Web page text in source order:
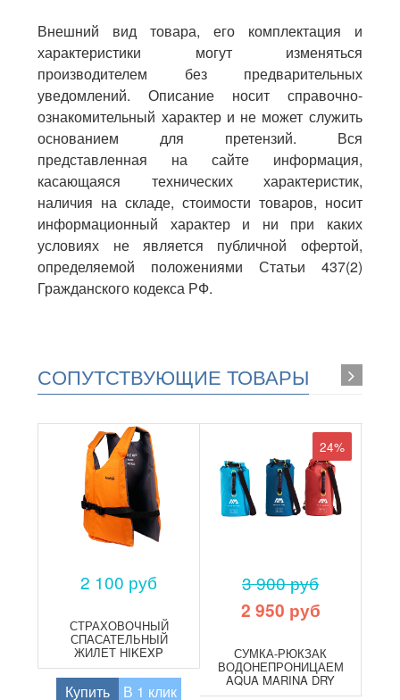
Внешний вид товара, его комплектация и
характеристики могут изменяться
производителем без предварительных
уведомлений. Описание носит справочно-
ознакомительный характер и не может служить
основанием для претензий. Вся
представленная на сайте информация,
касающаяся технических характеристик,
наличия на складе, стоимости товаров, носит
информационный характер и ни при каких
условиях не является публичной офертой,
определяемой положениями Статьи 437(2)
Гражданского кодекса РФ.
СОПУТСТВУЮЩИЕ ТОВАРЫ
2 100 руб
СТРАХОВОЧНЫЙ
СПАСАТЕЛЬНЫЙ
ЖИЛЕТ HIKEXP
LIGHT
Купить В 1 клик
24%
3 900 руб
2 950 руб
СУМКА-РЮКЗАК
ВОДОНЕПРОНИЦАЕМАЯ
AQUA MARINA DRY
BAG 40 L